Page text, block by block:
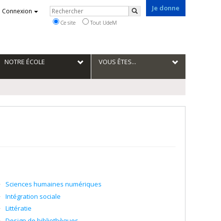
Je donne
Connexion Rechercher
Rechercher
Ce site Tout UdeM
NOTRE ÉCOLE VOUS ÊTES...
Sciences humaines numériques
Intégration sociale
Littératie